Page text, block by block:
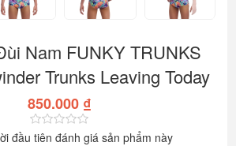
Nam FUNKY TRUNKS
Trunks Leaving Today
850.000 ₫
đầu tiên đánh giá sản phẩm này